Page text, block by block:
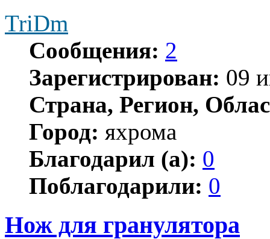
TriDm
Сообщения: 2
Зарегистрирован: 09
Страна, Регион,
Город: яхрома
Благодарил (а): 0
Поблагодарили: 0
Нож для гранулятора